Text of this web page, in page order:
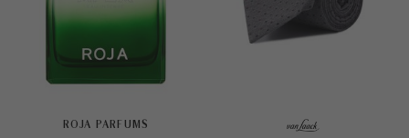
ROJA PARFUMS